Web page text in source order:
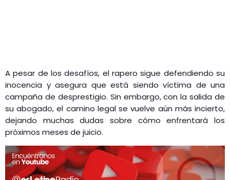
A pesar de los desafíos, el rapero sigue defendiendo su
inocencia y asegura que está siendo víctima de una
campaña de desprestigio. Sin embargo, con la salida de
su abogado, el camino legal se vuelve aún más incierto,
dejando muchas dudas sobre cómo enfrentará los
próximos meses de juicio.